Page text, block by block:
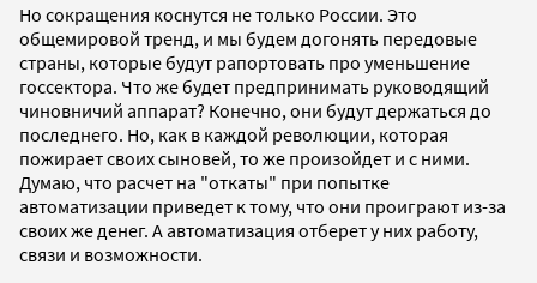
Но сокращения коснутся не только России. Это
общемировой тренд, и мы будем догонять передовые
страны, которые будут рапортовать про уменьшение
госсектора. Что же будет предпринимать руководящий
чиновничий аппарат? Конечно, они будут держаться до
последнего. Но, как в каждой революции, которая
пожирает своих сыновей, то же произойдет и с ними.
Думаю, что расчет на "откаты" при попытке
автоматизации приведет к тому, что они проиграют из-за
своих же денег. А автоматизация отберет у них работу,
связи и возможности.